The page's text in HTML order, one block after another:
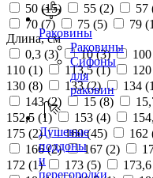
Раковины
Раковины
Сифоны
для
раковин
Душевые
поддоны
и
перегородки
50 (15) 55 (2) 57
70 (7) 75 (5) 79 (1
Длина, см
0,3 (3) 10 (3)
110 (1) 113,5 (1)
130 (8) 133 (2) 134 (1
143 (2) 15 (8)
152,5 (1) 153 (4)
175 (2) 160 (45) 162
166 (2) 167 (2)
172 (1) 173 (5)